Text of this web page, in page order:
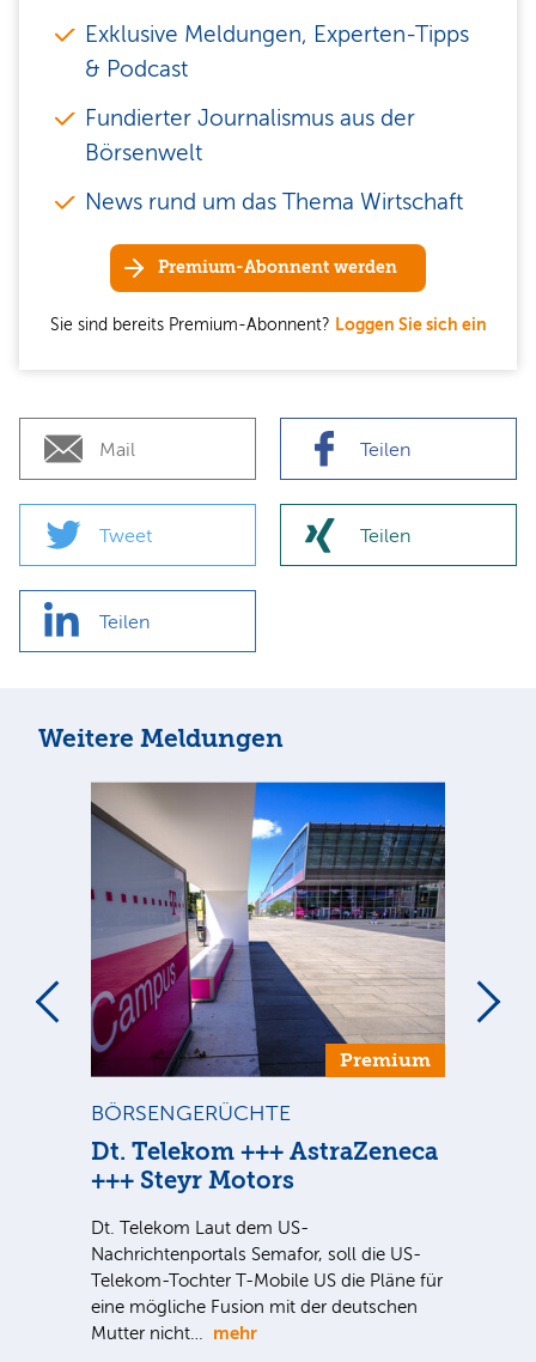
Exklusive Meldungen, Experten-Tipps
& Podcast
Fundierter Journalismus aus der
Börsenwelt
News rund um das Thema Wirtschaft
Premium-Abonnent werden
Sie sind bereits Premium-Abonnent? Loggen Sie sich ein
Mail Teilen
Tweet Teilen
Teilen
Weitere Meldungen
Premium
BÖRSENGERÜCHTE
Dt. Telekom +++ AstraZeneca
+++ Steyr Motors
Dt. Telekom Laut dem US-
Nachrichtenportals Semafor, soll die US-
Telekom-Tochter T-Mobile US die Pläne für
eine mögliche Fusion mit der deutschen
Mutter nicht… mehr